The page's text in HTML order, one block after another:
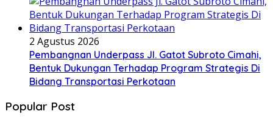
2 Agustus 2026
Pembangnan Underpass Jl. Gatot Subroto Cimahi,
Bentuk Dukungan Terhadap Program Strategis Di
Bidang Transportasi Perkotaan
Popular Post